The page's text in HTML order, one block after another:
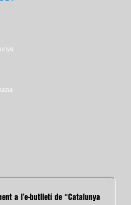
a l’e-butlletí de “Catalunya